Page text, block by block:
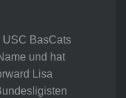
USC BasCats
und hat
Lisa